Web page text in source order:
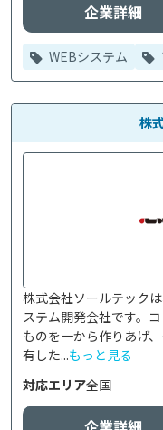
企業詳細
WEBシステム
株
株式会社ソールテック
ステム開発会社です。
ものを一から作りあげ
有した...もっと見る
対応エリア全国